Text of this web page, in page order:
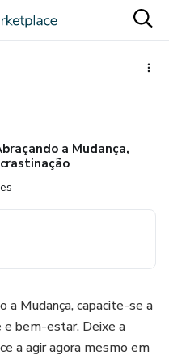
a Mudança,
a Mudança, capacite-se a
e bem-estar. Deixe a
a agir agora mesmo em